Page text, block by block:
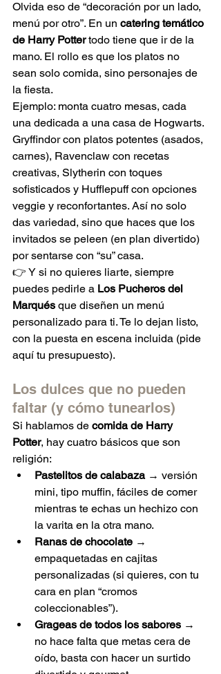
Olvida eso de “decoración por un lado,
menú por otro”. En un catering temático
de Harry Potter todo tiene que ir de la
mano. El rollo es que los platos no
sean solo comida, sino personajes de
la fiesta.
Ejemplo: monta cuatro mesas, cada
una dedicada a una casa de Hogwarts.
Gryffindor con platos potentes (asados,
carnes), Ravenclaw con recetas
creativas, Slytherin con toques
sofisticados y Hufflepuff con opciones
veggie y reconfortantes. Así no solo
das variedad, sino que haces que los
invitados se peleen (en plan divertido)
por sentarse con “su” casa.
👉 Y si no quieres liarte, siempre
puedes pedirle a Los Pucheros del
Marqués que diseñen un menú
personalizado para ti. Te lo dejan listo,
con la puesta en escena incluida (pide
aquí tu presupuesto).
Los dulces que no pueden
faltar (y cómo tunearlos)
Si hablamos de comida de Harry
Potter, hay cuatro básicos que son
religión:
Pastelitos de calabaza → versión
mini, tipo muffin, fáciles de comer
mientras te echas un hechizo con
la varita en la otra mano.
Ranas de chocolate →
empaquetadas en cajitas
personalizadas (si quieres, con tu
cara en plan “cromos
coleccionables”).
Grageas de todos los sabores →
no hace falta que metas cera de
oído, basta con hacer un surtido